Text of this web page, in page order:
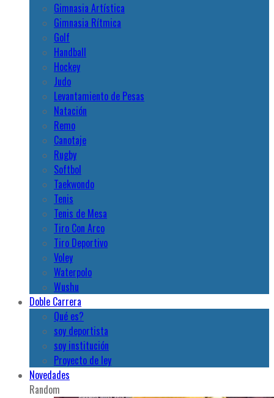
Gimnasia Artística
Gimnasia Rítmica
Golf
Handball
Hockey
Judo
Levantamiento de Pesas
Natación
Remo
Canotaje
Rugby
Softbol
Taekwondo
Tenis
Tenis de Mesa
Tiro Con Arco
Tiro Deportivo
Voley
Waterpolo
Wushu
Doble Carrera
Qué es?
soy deportista
soy institución
Proyecto de ley
Novedades
Random